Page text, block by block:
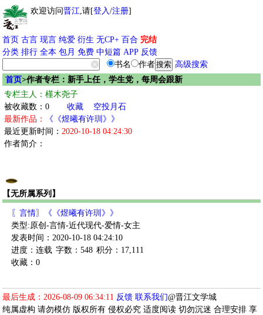
欢迎访问晋江,请[登入/注册]
首页 古言 现言 纯爱 衍生 无CP+ 百合 完结
分类 排行 全本 包月 免费 中短篇 APP 反馈
书名
作者
高级搜索
首页>作者专栏：新手上任，学生党，每周会跟新
专栏主人：槿木尧子
被收藏数：0
收藏
空投月石
最新作品：
《《煜曦有许玔》》
最近更新时间： 2020-10-18 04:24:30
作者简介：
【无所属系列】
〖言情〗《《煜曦有许玔》》
类型:原创-言情-近代现代-爱情-女主
发表时间：2020-10-18 04:24:10
进度：连载 字数：548 积分：17,111
收藏：0
最后生成：2026-08-09 06:34:11 反馈 联系我们@晋江文学城
纯属虚构 请勿模仿 版权所有 侵权必究 适度阅读 切勿沉迷 合理安排 享